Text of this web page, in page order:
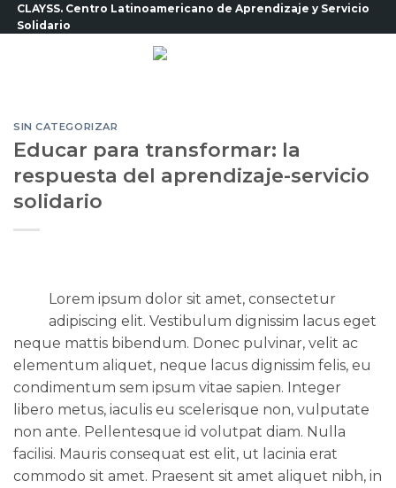
Saltar
al
CLAYSS. Centro Latinoamericano de Aprendizaje y Servicio
Solidario
SIN CATEGORIZAR
Educar para transformar: la
respuesta del aprendizaje-servicio
solidario
Lorem ipsum dolor sit amet, consectetur
adipiscing elit. Vestibulum dignissim lacus eget
neque mattis bibendum. Donec pulvinar, velit ac
elementum aliquet, neque lacus dignissim felis, eu
condimentum sem ipsum vitae sapien. Integer
libero metus, iaculis eu scelerisque non, vulputate
non ante. Pellentesque id volutpat diam. Nulla
facilisi. Mauris consequat est elit, ut lacinia erat
commodo sit amet. Praesent sit amet aliquet nibh, in